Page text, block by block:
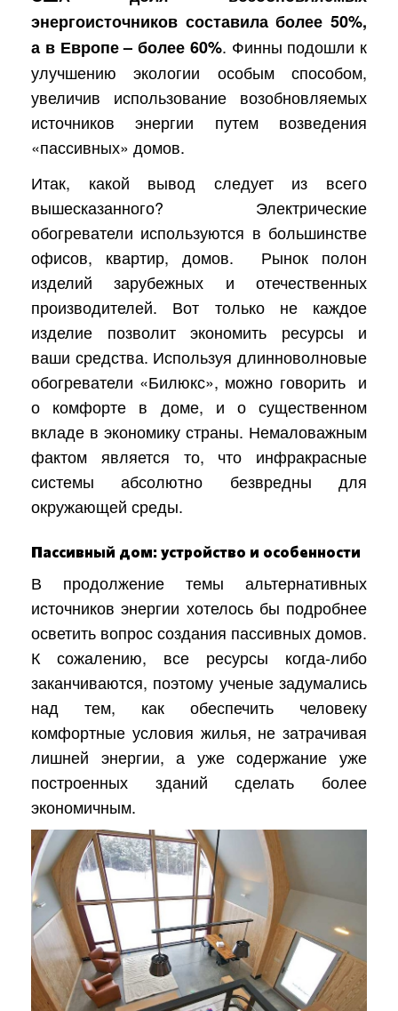
энергоисточников составила более 50%,
а в Европе – более 60%. Финны подошли к
улучшению экологии особым способом,
увеличив использование возобновляемых
источников энергии путем возведения
«пассивных» домов.
Итак, какой вывод следует из всего
вышесказанного? Электрические
обогреватели используются в большинстве
офисов, квартир, домов.
Рынок полон
изделий зарубежных и отечественных
производителей. Вот только не каждое
изделие позволит экономить ресурсы и
ваши средства. Используя длинноволновые
обогреватели «Билюкс», можно говорить и
о комфорте в доме, и о существенном
вкладе в экономику страны. Немаловажным
фактом является то, что инфракрасные
системы абсолютно безвредны для
окружающей среды.
Пассивный дом: устройство и особенности
В продолжение темы альтернативных
источников энергии хотелось бы подробнее
осветить вопрос создания пассивных домов.
К сожалению, все ресурсы когда-либо
заканчиваются, поэтому ученые задумались
над тем, как обеспечить человеку
комфортные условия жилья, не затрачивая
лишней энергии, а уже содержание уже
построенных зданий сделать более
экономичным.